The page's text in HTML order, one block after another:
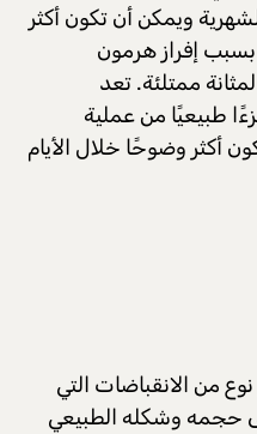
ويمكن أن تكون أكثر
بسبب إفراز هرمون
ممتلئة. تعد
طبيعيًا من عملية
أكثر وضوحًا خلال الأيام
من الانقباضات التي
حجمه وشكله الطبيعي